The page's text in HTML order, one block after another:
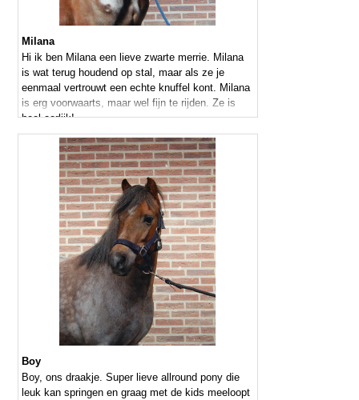
Milana
Hi ik ben Milana een lieve zwarte merrie. Milana
is wat terug houdend op stal, maar als ze je
eenmaal vertrouwt een echte knuffel kont. Milana
is erg voorwaarts, maar wel fijn te rijden. Ze is
heel eerlijk!
Boy
Boy, ons draakje. Super lieve allround pony die
leuk kan springen en graag met de kids meeloopt